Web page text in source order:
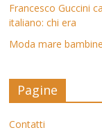
Francesco Guccini
italiano: chi era
Moda mare
Pagine
Contatti